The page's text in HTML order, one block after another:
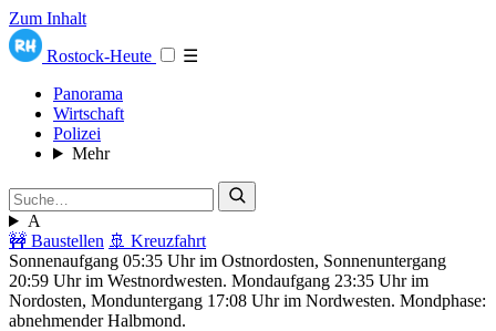
Zum Inhalt
Rostock-Heute
☰
Panorama
Wirtschaft
Polizei
Mehr
A
🚧 Baustellen 🚢 Kreuzfahrt
Sonnenaufgang 05:35 Uhr im Ostnordosten, Sonnenuntergang
20:59 Uhr im Westnordwesten. Mondaufgang 23:35 Uhr im
Nordosten, Monduntergang 17:08 Uhr im Nordwesten. Mondphase:
abnehmender Halbmond.